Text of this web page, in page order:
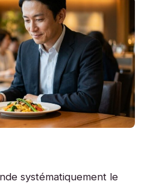
systématiquement le